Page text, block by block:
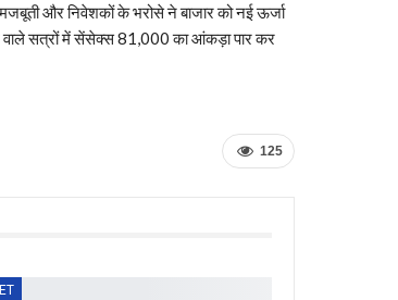
और निवेशकों के भरोसे ने बाजार को नई ऊर्जा
वाले सत्रों में सेंसेक्स 81,000 का आंकड़ा पार कर
125